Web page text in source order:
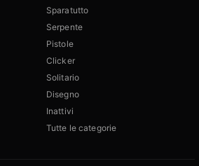
Sparatutto
Serpente
Pistole
Clicker
Solitario
Disegno
Inattivi
Tutte le categorie